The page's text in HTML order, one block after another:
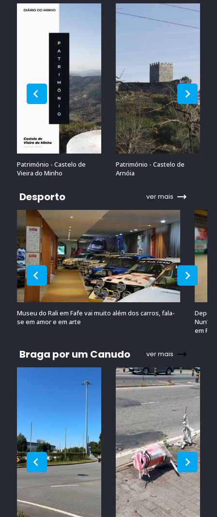
Património - Castelo de
Vieira do Minho
Património - Castelo de
Arnóia
Desporto ver mais
Museu do Rali em Fafe vai muito além dos carros, fala-
se em amor e em arte
em
Braga por um Canudo ver mais